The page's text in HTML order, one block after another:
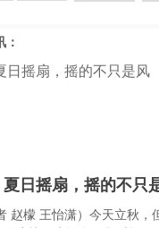
：
日摇扇，摇的不只
赵檬 王怡潇）今天立秋，